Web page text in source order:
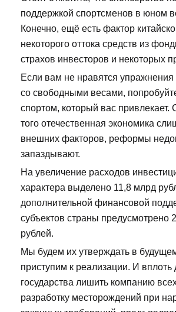
поддержкой спортсменов в юном
Конечно, ещё есть фактор
некоторого оттока средств из
страхов инвесторов и некоторых
Если вам не нравятся
со свободными весами,
спортом, который вас привлекает.
того отечественная экономика
внешних факторов, реформы
запаздывают.
На увеличение расходов
характера выделено 11,8 млрд
дополнительной финансовой
субъектов страны предусмотрено
рублей.
Мы будем их утверждать в
приступим к реализации. И вплоть
государства лишить компанию
разработку месторождений при